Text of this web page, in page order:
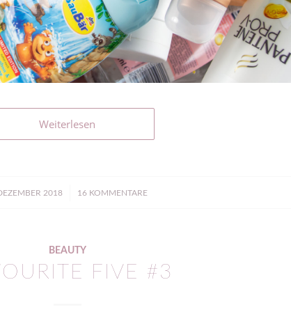
Weiterlesen
2018
/ 16 KOMMENTARE
BEAUTY
FIVE #3